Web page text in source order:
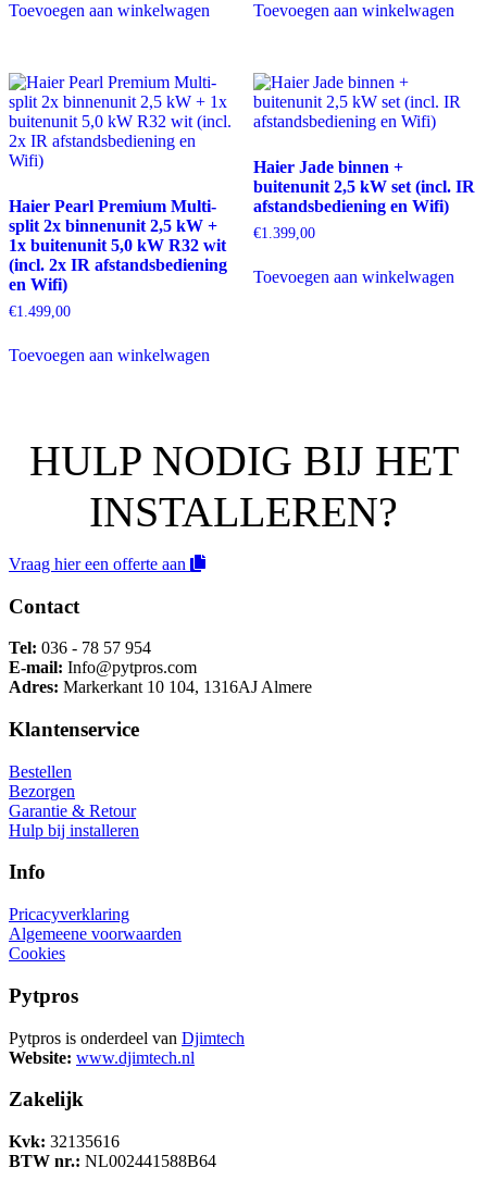
Toevoegen aan winkelwagen Toevoegen aan winkelwagen
Haier Pearl Premium Multi-
split 2x binnenunit 2,5 kW +
1x buitenunit 5,0 kW R32 wit
(incl. 2x IR afstandsbediening
en Wifi)
€1.499,00
Toevoegen aan winkelwagen
Haier Jade binnen +
buitenunit 2,5 kW set (incl. IR
afstandsbediening en Wifi)
€1.399,00
Toevoegen aan winkelwagen
HULP NODIG BIJ HET
INSTALLEREN?
Vraag hier een offerte aan
Contact
Tel: 036 - 78 57 954
E-mail: Info@pytpros.com
Adres: Markerkant 10 104, 1316AJ Almere
Klantenservice
Bestellen
Bezorgen
Garantie & Retour
Hulp bij installeren
Info
Pricacyverklaring
Algemeene voorwaarden
Cookies
Pytpros
Pytpros is onderdeel van Djimtech
Website: www.djimtech.nl
Zakelijk
Kvk: 32135616
BTW nr.: NL002441588B64